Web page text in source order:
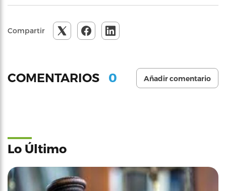
Compartir
COMENTARIOS 0 Añadir comentario
Lo Último